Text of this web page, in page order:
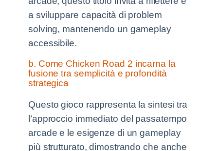
a sviluppare capacità di problem
solving, mantenendo un gameplay
accessibile.
b. Come Chicken Road 2 incarna la
fusione tra semplicità e profondità
strategica
Questo gioco rappresenta la sintesi tra
l’approccio immediato del passatempo
arcade e le esigenze di un gameplay
più strutturato, dimostrando che anche